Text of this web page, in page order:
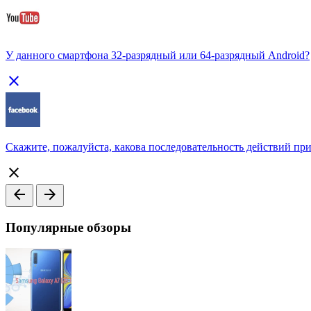
У данного смартфона 32-разрядный или 64-разрядный Android?
close
Скажите, пожалуйста, какова последовательность действий
close
arrow_back
arrow_forward
Популярные обзоры